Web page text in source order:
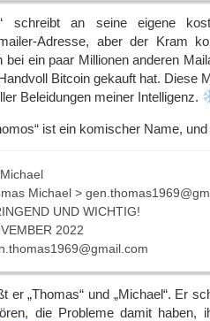
schreibt an seine eigene
Adresse, aber der Kram
bei ein paar Millionen anderen
Bitcoin gekauft hat. Diese
Beleidungen meiner Intelligenz.
ist ein komischer Name, und
Michael >
UND WICHTIG!
2022
er „Thomas“ und „Michael“. Er
die Probleme damit haben,